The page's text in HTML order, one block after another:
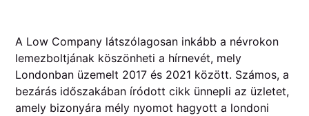
A Low Company látszólagosan inkább a névrokon
lemezboltjának köszönheti a hírnevét, mely
Londonban üzemelt 2017 és 2021 között. Számos, a
bezárás időszakában íródott cikk ünnepli az üzletet,
amely bizonyára mély nyomot hagyott a londoni